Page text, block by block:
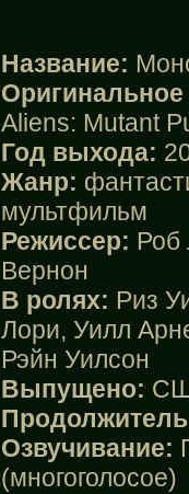
Название:
Aliens: Mutant
Год выхода:
Жанр:
мультфильм
Режиссер: Роб
Вернон
В ролях: Риз
Лори, Уилл
Рэйн Уилсон
Выпущено:
Озвучивание:
(многоголосое)